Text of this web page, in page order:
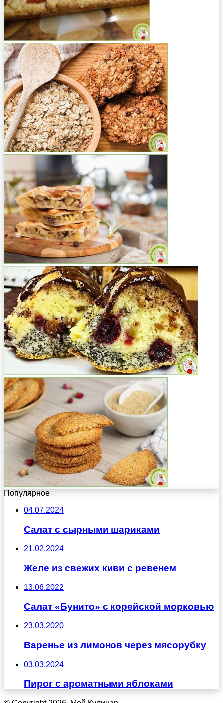
Популярное
04.07.2024
Салат с сырными шариками
21.02.2024
Желе из свежих киви с ревенем
13.06.2022
Салат «Бунито» с корейской морковью
23.03.2020
Варенье из лимонов через мясорубку
03.03.2024
Пирог с ароматными яблоками